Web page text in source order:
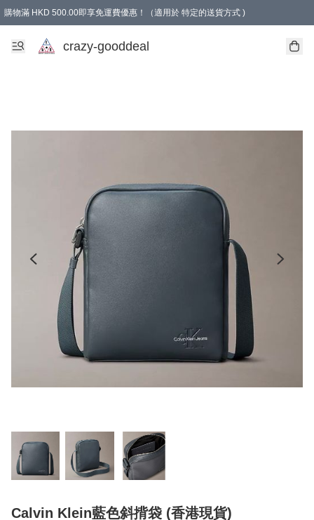
購物滿 HKD 500.00即享免運費優惠！（適用於 特定的送貨方式 )
成為會員可享免費禮品
crazy-gooddeal
Calvin Klein藍色斜揹袋 (香港現貨)